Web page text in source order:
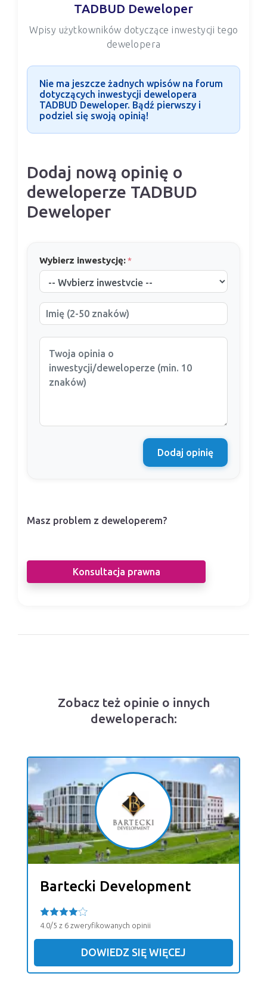
TADBUD Deweloper
Wpisy użytkowników dotyczące inwestycji tego
dewelopera
Nie ma jeszcze żadnych wpisów na forum
dotyczących inwestycji dewelopera
TADBUD Deweloper. Bądź pierwszy i
podziel się swoją opinią!
Dodaj nową opinię o
deweloperze TADBUD
Deweloper
Wybierz inwestycję:*
Dodaj opinię
Masz problem z deweloperem?
Konsultacja prawna
Zobacz też opinie o innych
deweloperach:
Bartecki Development
4.0/5 z 6 zweryfikowanych opinii
DOWIEDZ SIĘ WIĘCEJ